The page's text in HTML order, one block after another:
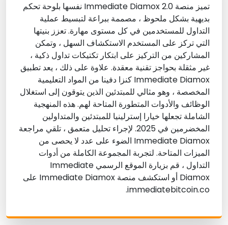
تميز منصة Immediate Diamox 2.0 نفسها بلوحة تحكم
بديهية بشكل ملحوظ ، مصممة ببراعة لتبسيط عملية
التداول للمستخدمين في كل مستوى مهارة. تعزز بنيتها
التي تركز على المستخدم الاستكشاف السهل ، وتمكن
المشاركين من التركيز على ابتكار تكتيكات تداول ذكية ،
غير مثقلة بحواجز تقنية معقدة. علاوة على ذلك ، يعد تطبيق
Immediate Diamox كنزا دفينا من المواد التعليمية
المخصصة ، وهو مثالي للمبتدئين الذين يتوقون إلى استغلال
الوظائف والأدوات المتطورة المتاحة لهم. هذه المنهجية
الشاملة تجعلها خيارا إسترلينيا للمبتدئين والمتداولين
المخضرمين في 2025. لإجراء تحليل متعمق ، تلقي مراجعة
Immediate Diamox الضوء على عدد لا يحصى من
الميزات المتاحة. لتجربة المجموعة الكاملة من أدوات
التداول ، قم بزيارة الموقع الرسمي Immediate
Diamox أو استكشف منصة Immediate Diamox على
immediatebitcoin.co.